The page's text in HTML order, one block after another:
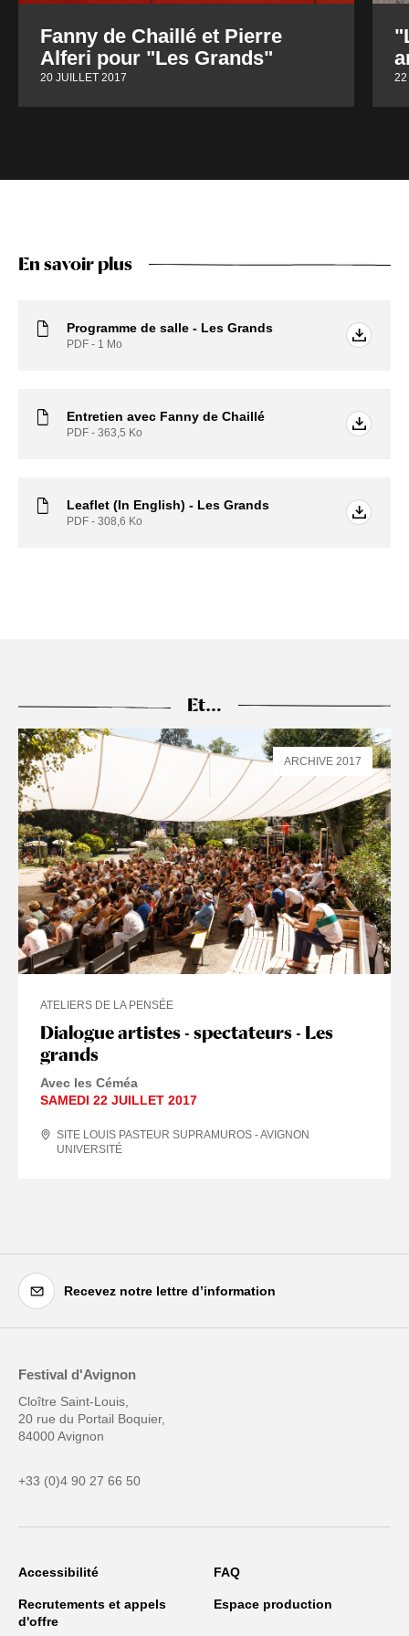
Fanny de Chaillé et Pierre
Alferi pour "Les Grands"
20 JUILLET 2017 22
En savoir plus
Programme de salle - Les Grands
PDF - 1 Mo
Entretien avec Fanny de Chaillé
PDF - 363,5 Ko
Leaflet (In English) - Les Grands
PDF - 308,6 Ko
Et…
Dialogue artistes - spectateurs - Les
grands
ATELIERS DE LA PENSÉE
Avec les Céméa
SAMEDI 22 JUILLET 2017
SITE LOUIS PASTEUR SUPRAMUROS - AVIGNON
UNIVERSITÉ
ARCHIVE 2017
Recevez notre lettre d’information
Festival d'Avignon
Cloître Saint-Louis,
20 rue du Portail Boquier,
84000 Avignon
+33 (0)4 90 27 66 50
Accessibilité FAQ
Recrutements et appels
d'offre
Espace production